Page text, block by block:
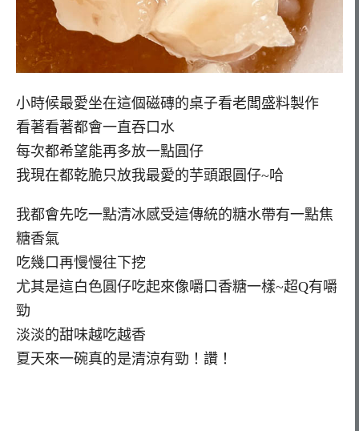
小時候最愛坐在這個磁磚的桌子看老闆盛料製作
看著看著都會一直吞口水
每次都希望能再多放一點圓仔
我現在都乾脆只放我最愛的芋頭跟圓仔~哈
我都會先吃一點清冰感受這傳統的糖水帶有一點焦
糖香氣
吃幾口再慢慢往下挖
尤其是這白色圓仔吃起來像嚼口香糖一樣~超Q有嚼
勁
淡淡的甜味越吃越香
夏天來一碗真的是清涼有勁！讚！